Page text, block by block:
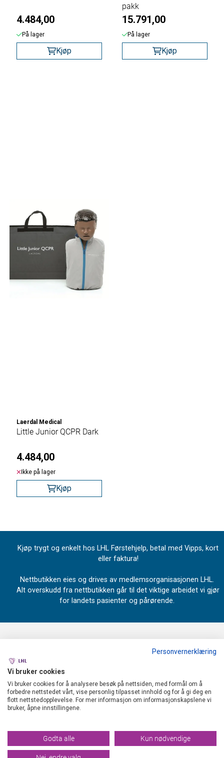
4.484,00
På lager
Kjøp
pakk
15.791,00
På lager
Kjøp
Laerdal Medical
Little Junior QCPR Dark
4.484,00
Ikke på lager
Kjøp
Kjøp trygt og enkelt hos LHL Førstehjelp, betal med Vipps, kort
eller faktura!
Nettbutikken eies og drives av medlemsorganisasjonen LHL.
Alt overskudd fra nettbutikken går til det viktige arbeidet vi gjør
for landets pasienter og pårørende.
OM OSS
LHL
Industrivegen 67
Org. nr. 940 190 738
Tlf:22 79 90 30
MENY
Forsendelse og retur
Salgsbetingelser
INFO
Temasider og informasjon om LHL Førstehjelp
Om LHL Førstehjelp
NYHETSBREV
Personvernerklæring
Vi bruker cookies
Vi bruker cookies for å analysere besøk på nettsiden, med formål om å
forbedre nettstedet vårt, vise personlig tilpasset innhold og for å gi deg en
flott nettstedopplevelse. For mer informasjon om informasjonskapslene vi
bruker, åpne innstillingene.
Godta alle Kun nødvendige